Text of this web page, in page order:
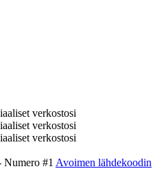
verkostosi
verkostosi
verkostosi
Numero #1 Avoimen lähdekoodin